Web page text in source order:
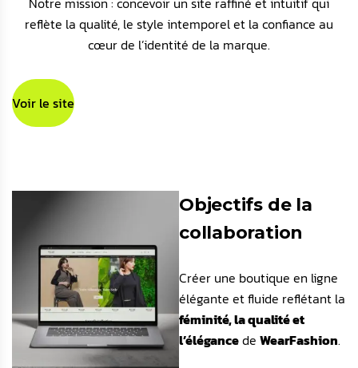
reflète la qualité, le style intemporel et la confiance au
cœur de l’identité de la marque.
Voir le site
Objectifs de la
collaboration
Créer une boutique en ligne
élégante et fluide reflétant la
féminité, la qualité et
l’élégancede WearFashion.